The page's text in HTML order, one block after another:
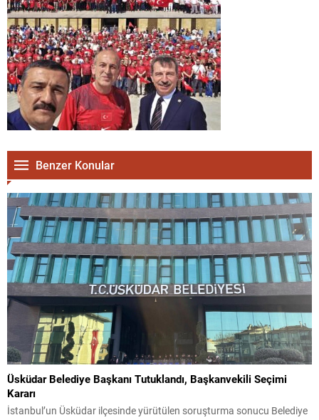
Benzer Konular
Üsküdar Belediye Başkanı Tutuklandı, Başkanvekili Seçimi
Kararı
İstanbul’un Üsküdar ilçesinde yürütülen soruşturma sonucu Belediye